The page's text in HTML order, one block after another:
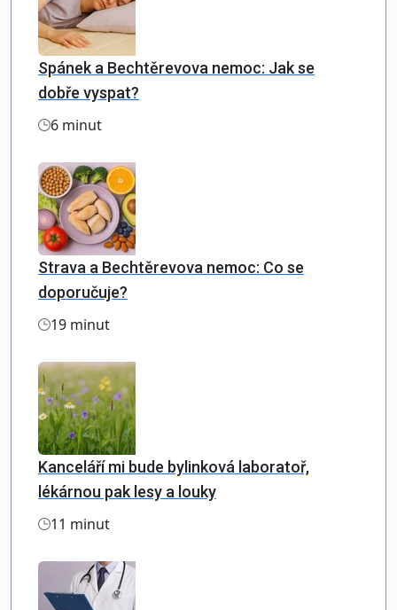
Spánek a Bechtěrevova nemoc: Jak se
dobře vyspat?
6 minut
Strava a Bechtěrevova nemoc: Co se
doporučuje?
19 minut
Kanceláří mi bude bylinková laboratoř,
lékárnou pak lesy a louky
11 minut